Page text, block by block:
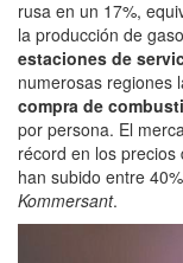
rusa en un 17%,
la producción de
estaciones de
numerosas regiones
compra de
por persona. El
récord en los
han subido entre
Kommersant.